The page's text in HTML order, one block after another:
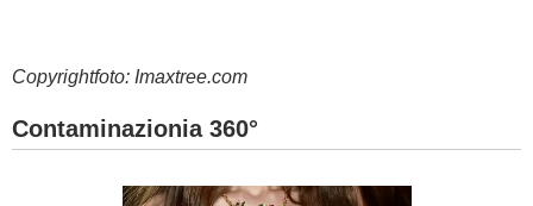
Copyrightfoto: Imaxtree.com
Contaminazionia 360°